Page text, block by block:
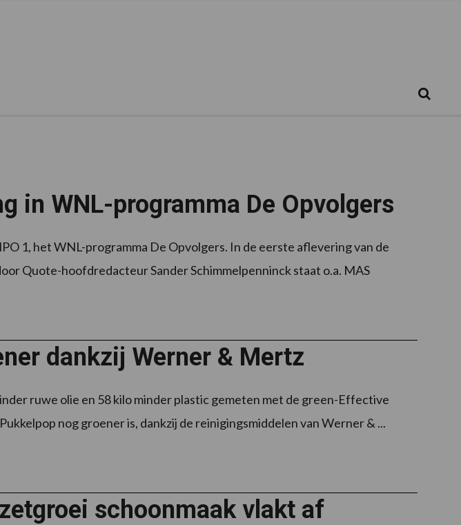
in WNL-programma De Opvolgers
1, het WNL-programma De Opvolgers. In de eerste aflevering van de
Quote-hoofdredacteur Sander Schimmelpenninck staat o.a. MAS
dankzij Werner & Mertz
ruwe olie en 58 kilo minder plastic gemeten met de green-Effective
nog groener is, dankzij de reinigingsmiddelen van Werner & ...
schoonmaak vlakt af